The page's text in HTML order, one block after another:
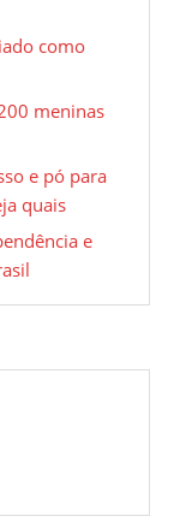
como
meninas
e pó para
quais
e